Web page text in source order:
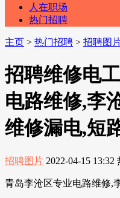
人在职场
热门招聘
主页 > 热门招聘 > 招聘图
招聘维修电
电路维修,李
维修漏电,短
招聘图片 2022-04-15 13:32
青岛李沧区专业电路维修,